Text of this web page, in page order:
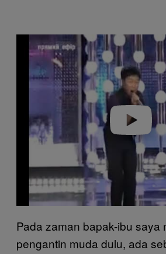
Pada zaman bapak-ibu saya
pengantin muda dulu, ada